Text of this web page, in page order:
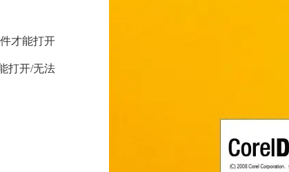
才能打开
打开/无法